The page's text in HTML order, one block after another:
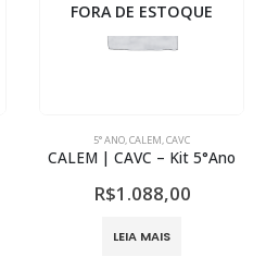
FORA DE ESTOQUE
5° ANO CALEM CAVC
CALEM | CAVC – Kit 5°Ano
R$1.088,00
LEIA MAIS